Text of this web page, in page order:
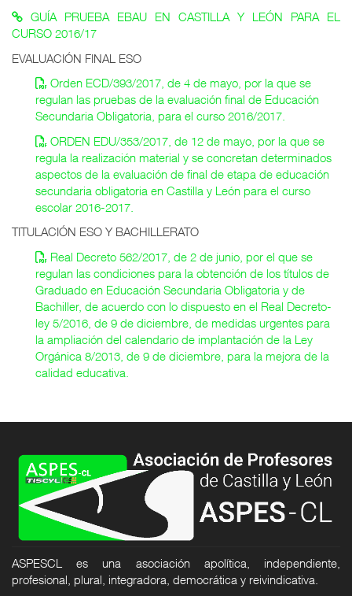
GUÍA PRUEBA EBAU EN CASTILLA Y LEÓN PARA EL
CURSO 2016/17
EVALUACIÓN FINAL ESO
Orden ECD/393/2017, de 4 de mayo, por la que se
regulan las pruebas de la evaluación final de Educación
Secundaria Obligatoria, para el curso 2016/2017.
ORDEN EDU/353/2017, de 12 de mayo, por la que se
regula la realización material y se concretan determinados
aspectos de la evaluación de final de etapa de educación
secundaria obligatoria en Castilla y León para el curso
escolar 2016-2017.
TITULACIÓN ESO Y BACHILLERATO
Real Decreto 562/2017, de 2 de junio, por el que se
regulan las condiciones para la obtención de los títulos de
Graduado en Educación Secundaria Obligatoria y de
Bachiller, de acuerdo con lo dispuesto en el Real Decreto-
ley 5/2016, de 9 de diciembre, de medidas urgentes para
la ampliación del calendario de implantación de la Ley
Orgánica 8/2013, de 9 de diciembre, para la mejora de la
calidad educativa.
ASPESCL es una asociación apolítica, independiente,
profesional, plural, integradora, democrática y reivindicativa.